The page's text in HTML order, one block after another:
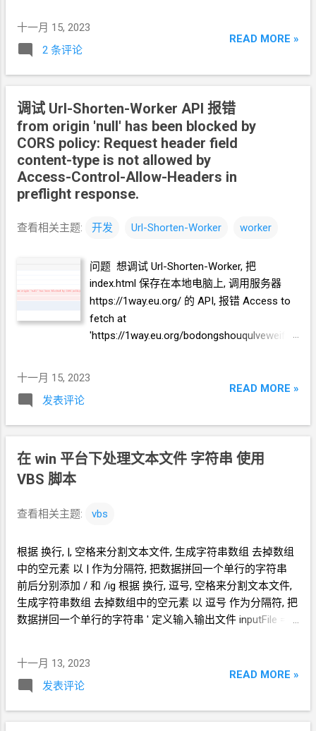
十一月 15, 2023
2 条评论
READ MORE »
调试 Url-Shorten-Worker API 报错
from origin 'null' has been blocked by
CORS policy: Request header field
content-type is not allowed by
Access-Control-Allow-Headers in
preflight response.
查看相关主题: 开发 Url-Shorten-Worker worker
问题 想调试 Url-Shorten-Worker, 把
index.html 保存在本地电脑上, 调用服务器
https://1way.eu.org/ 的 API, 报错 Access to
fetch at
'https://1way.eu.org/bodongshouqulveweifen
type is not allowed by Access-Control-
十一月 15, 2023
发表评论
READ MORE »
在 win 平台下处理文本文件 字符串 使用
VBS 脚本
查看相关主题: vbs
根据 换行, |, 空格来分割文本文件, 生成字符串数组 去掉数组
中的空元素 以 | 作为分隔符, 把数据拼回一个单行的字符串
前后分别添加 / 和 /ig 根据 换行, 逗号, 空格来分割文本文件,
生成字符串数组 去掉数组中的空元素 以 逗号 作为分隔符, 把
数据拼回一个单行的字符串 ' 定义输入输出文件 inputFile =
fs.OpenTextFile(inputFile, 1) ' 读取文件内容 strData =
f.ReadAll ' 关闭文件 f.Close ' 将 换行 替换为 | strData =
Replace(strData, " ", "|") ' 以 | 为分隔符, 将文件内容分隔为字
十一月 13, 2023
发表评论
READ MORE »